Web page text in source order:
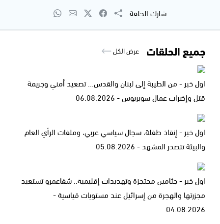
شارك الحلقة
جميع الحلقات عرض الكل
اول خبر - من الطيبة إلى لبنان والقدس... تصعيد أمني وجريمة
قتل وإضراب عمال سوبربوس - 06.08.2026
اول خبر - إنقاذ طفلة، سجال سياسي عربي، وملفات الرأي العام
والبيئة تتصدر المشهد - 05.08.2026
اول خبر - جثامين محتجزة وتهديدات إقليمية.. شفاعمرو تستعيد
مجزرتها والهجرة من إسرائيل عند مستويات قياسية -
04.08.2026